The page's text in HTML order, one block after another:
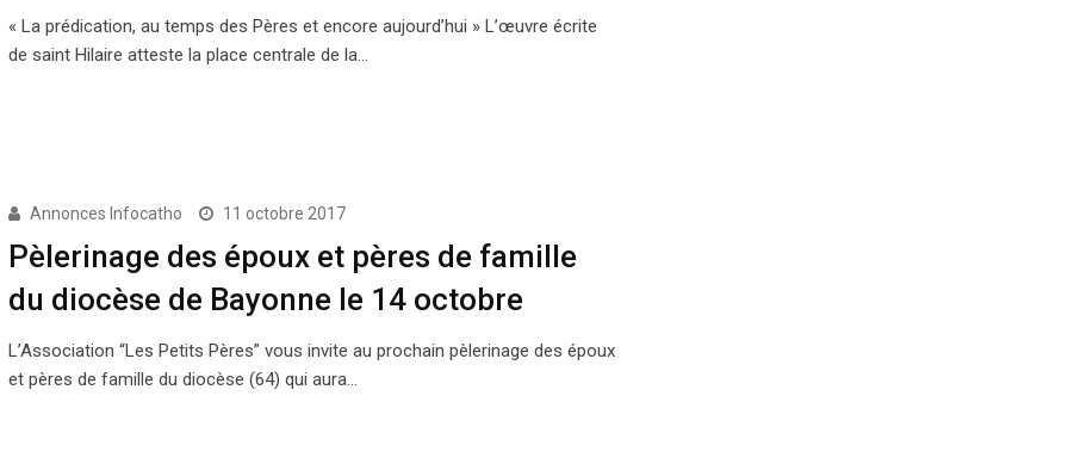
« La prédication, au temps des Pères et encore aujourd’hui » L’œuvre écrite
de saint Hilaire atteste la place centrale de la…
Annonces Infocatho 11 octobre 2017
Pèlerinage des époux et pères de famille
du diocèse de Bayonne le 14 octobre
L’Association “Les Petits Pères” vous invite au prochain pèlerinage des époux
et pères de famille du diocèse (64) qui aura…